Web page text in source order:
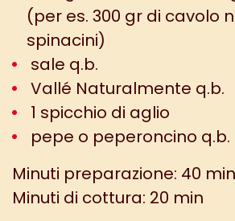
(per es. 300 gr di cavolo
spinacini)
sale q.b.
Vallé Naturalmente q.b.
1 spicchio di aglio
pepe o peperoncino q.b.
Minuti preparazione: 40 min
Minuti di cottura: 20 min